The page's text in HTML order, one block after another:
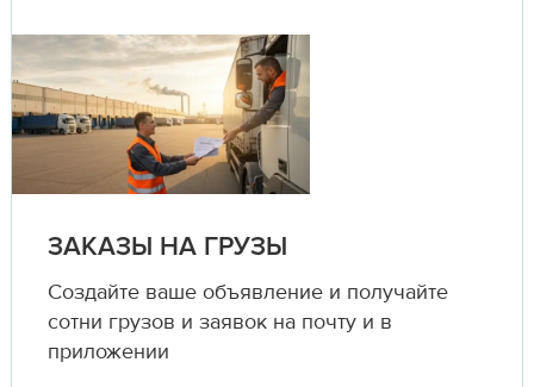
ЗАКАЗЫ НА ГРУЗЫ
Создайте ваше объявление и получайте
сотни грузов и заявок на почту и в
приложении